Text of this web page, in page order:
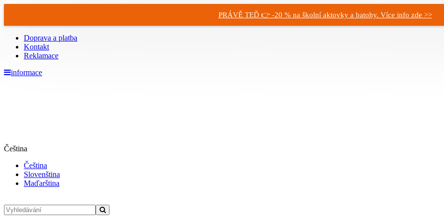
PRÁVĚ TEĎ 👉 -20 % na školní aktovky a batohy. Více info zde >>
Doprava a platba
Kontakt
Reklamace
informace
Čeština
Čeština
Slovenština
Maďarština